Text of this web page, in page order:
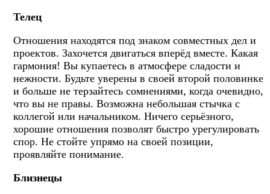
Телец
Отношения находятся под знаком совместных дел и
проектов. Захочется двигаться вперёд вместе. Какая
гармония! Вы купаетесь в атмосфере сладости и
нежности. Будьте уверены в своей второй половинке
и больше не терзайтесь сомнениями, когда очевидно,
что вы не правы. Возможна небольшая стычка с
коллегой или начальником. Ничего серьёзного,
хорошие отношения позволят быстро урегулировать
спор. Не стойте упрямо на своей позиции,
проявляйте понимание.
Близнецы